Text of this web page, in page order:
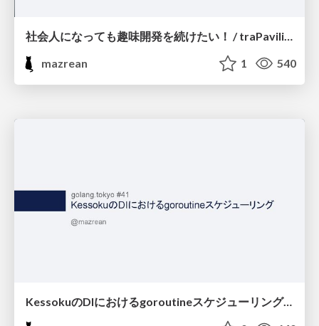
社会人になっても趣味開発を続けたい！ / traPavilion
mazrean
1 540
KessokuのDIにおけるgoroutineスケジューリング / golang.tokyo #41